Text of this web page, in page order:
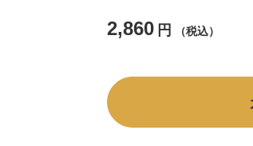
2,860 円 （税込）